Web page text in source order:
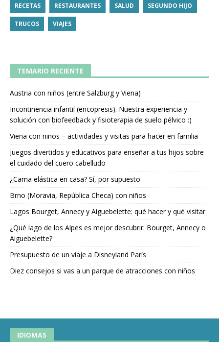
RECETAS RESTAURANTES SALUD SEGUNDO HIJO
TRUCOS VIAJES
TEMARIO RECIENTE
Austria con niños (entre Salzburg y Viena)
Incontinencia infantil (encopresis). Nuestra experiencia y
solución con biofeedback y fisioterapia de suelo pélvico :)
Viena con niños – actividades y visitas para hacer en familia
Juegos divertidos y educativos para enseñar a tus hijos sobre
el cuidado del cuero cabelludo
¿Cama elástica en casa? Sí, por supuesto
Brno (Moravia, República Checa) con niños
Lagos Bourget, Annecy y Aiguebelette: qué hacer y qué visitar
¿Qué lago de los Alpes es mejor descubrir: Bourget, Annecy o
Aiguebelette?
Presupuesto de un viaje a Disneyland París
Diez consejos si vas a un parque de atracciones con niños
IDIOMAS